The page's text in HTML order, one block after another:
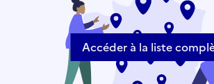
Accéder à la liste